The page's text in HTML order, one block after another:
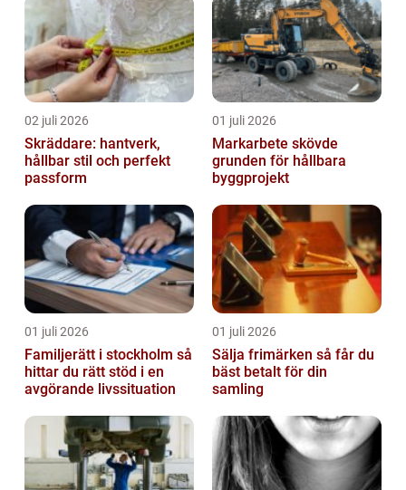
02 juli 2026
Skräddare: hantverk,
hållbar stil och perfekt
passform
01 juli 2026
Markarbete skövde
grunden för hållbara
byggprojekt
01 juli 2026
Familjerätt i stockholm så
hittar du rätt stöd i en
avgörande livssituation
01 juli 2026
Sälja frimärken så får du
bäst betalt för din
samling